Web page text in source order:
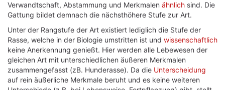
Verwandtschaft, Abstammung und Merkmalen ähnlich sind. Die
Gattung bildet demnach die nächsthöhere Stufe zur Art.
Unter der Rangstufe der Art existiert lediglich die Stufe der
Rasse, welche in der Biologie umstritten ist und wissenschaftlich
keine Anerkennung genießt. Hier werden alle Lebewesen der
gleichen Art mit unterschiedlichen äußeren Merkmalen
zusammengefasst (zB. Hunderasse). Da die Unterscheidung
auf rein äußerliche Merkmale beruht und es keine weiteren